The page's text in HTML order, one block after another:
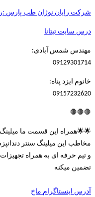
شرکت رایان نوژان طب پارس
درس سایت تیتانا
مهندس شمس آبادی:
09129301714
خانوم ایزد پناه:
09157232620
🛑🛑🛑
🌟🌟همراه این قسمت ما
مخاطب این میلینگ سنتر
و تیم حرفه ای به همراه
تضمین میکنه
آدرس اینستاگرام ماخ